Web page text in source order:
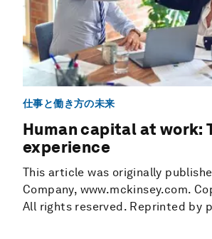
仕事と働き方の未来
Human capital at work:
experience
This article was originally
Company, www.mckinsey.com.
All rights reserved. Reprinted by